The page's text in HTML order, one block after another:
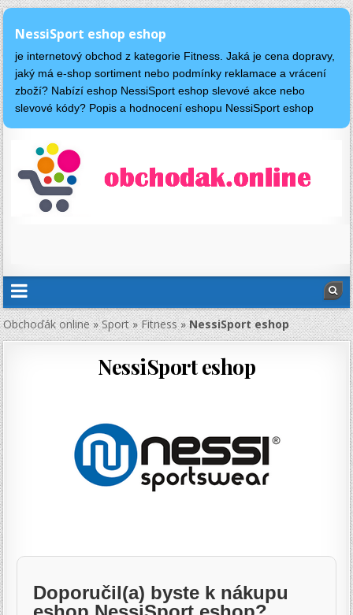
NessiSport eshop eshop
je internetový obchod z kategorie Fitness. Jaká je cena dopravy,
jaký má e-shop sortiment nebo podmínky reklamace a vrácení
zboží? Nabízí eshop NessiSport eshop slevové akce nebo
slevové kódy? Popis a hodnocení eshopu NessiSport eshop
Obchoďák online»Sport»Fitness»NessiSport eshop
NessiSport eshop
Doporučil(a) byste k nákupu